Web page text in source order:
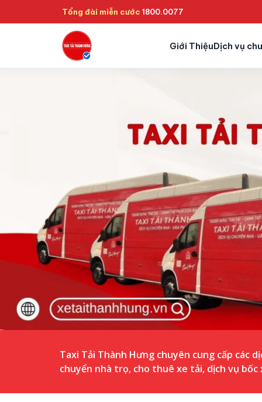
Tổng đài miễn cước 1800.0077
Giới ThiệuDịch vụ
Taxi Tải Thành Hưng chuyên cung cấp các
chuyển nhà trọ, cho thuê xe tải, dịch vụ bốc